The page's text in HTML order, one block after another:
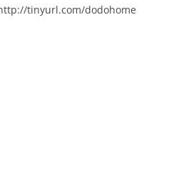
tinyurl.com/dodohome